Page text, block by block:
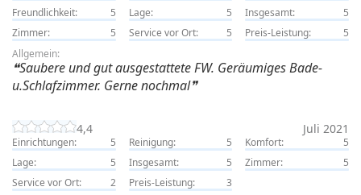
Freundlichkeit:
5 Lage: 5 Insgesamt:
5
Zimmer:
5 Service vor Ort: 5 Preis-Leistung:
5
Allgemein:
Saubere und gut ausgestattete FW. Geräumiges Bade-
u.Schlafzimmer. Gerne nochmal
4,4 Juli 2021
Einrichtungen: 5 Reinigung: 5 Komfort:
5
Lage:
5 Insgesamt: 5 Zimmer:
5
Service vor Ort:
2 Preis-Leistung:
3